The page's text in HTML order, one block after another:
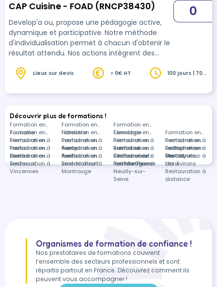
CAP Cuisine - FOAD (RNCP38430)
Develop'a ou, propose une pédagogie active,
dynamique et participative. Notre méthode
d'individualisation permet à chacun d'obtenir le
résultat attendu. Nos actions intègrent des
le savoir acquis en centre.
0
Lieux sur devis > 0€ HT
100 jours | 700
Découvrir plus de formations !
Formation en
Tourisme
Formation en
Hôtellerie
Formation en
Oenologie
Formation en
Restauration à
Paris
Formation en
Restauration à
Auray
Formation en
Restauration à
Saint-Leu
Formation en
Restauration à
La Seyne-sur-
Mer
Formation en
Restauration à
Guiche
Formation en
Restauration à
Aurillac
Formation en
Restauration à
Châteauneuf-
les-Martigues
Formation en
Restauration à
Dardilly
Formation en
Restauration à
Bordeaux
Formation en
Restauration à
Baie-Mahault
Formation en
Restauration à
Fort-de-France
Formation en
Restauration à
Les Avirons
Formation en
Restauration à
Vincennes
Formation en
Restauration à
Montrouge
Formation en
Restauration à
Neuilly-sur-
Seine
Formations
dans
Restauration à
distance
Organismes de formation de confiance !
Nos prestataires de formations couvrent
l’ensemble des secteurs professionnels et sont
répartis partout en France. Découvrez comment ils
peuvent vous accompagner !